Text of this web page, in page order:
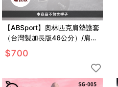
【ABSport】奧林匹克肩墊護套
（台灣製加長版46公分）/肩頸
護套/長槓護套/槓鈴墊/保護套/
深蹲必備/重訓用品
$700